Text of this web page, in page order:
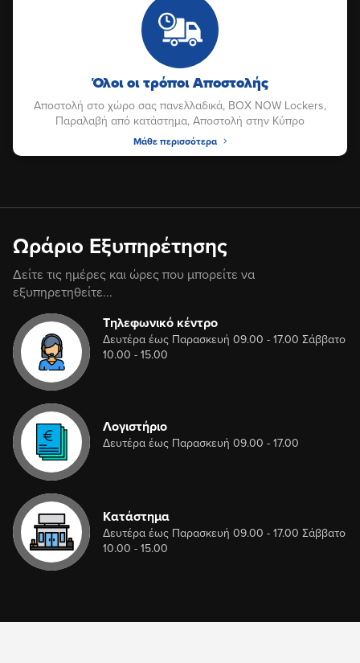
Όλοι οι τρόποι Αποστολής
Αποστολή στο χώρο σας πανελλαδικά, BOX NOW Lockers,
Παραλαβή από κατάστημα, Αποστολή στην Κύπρο
Μάθε περισσότερα
Ωράριο Εξυπηρέτησης
Δείτε τις ημέρες και ώρες που μπορείτε να
εξυπηρετηθείτε...
Τηλεφωνικό κέντρο
Δευτέρα έως Παρασκευή 09.00 - 17.00 Σάββατο
10.00 - 15.00
Λογιστήριο
Δευτέρα έως Παρασκευή 09.00 - 17.00
Κατάστημα
Δευτέρα έως Παρασκευή 09.00 - 17.00 Σάββατο
10.00 - 15.00